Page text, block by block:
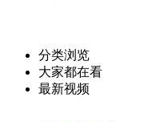
分类浏览
大家都在看
最新视频